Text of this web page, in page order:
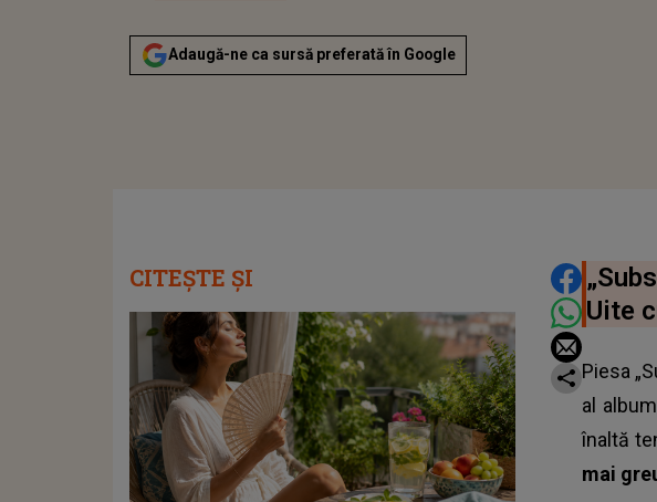
Adaugă-ne ca sursă preferată în Google
Uite
Piesa
al
înaltă
mai
CITEȘTE ȘI